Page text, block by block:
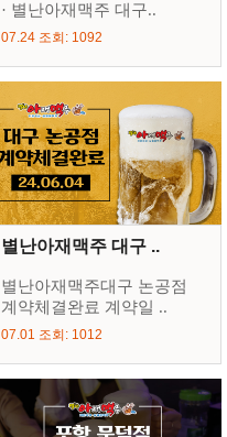
· 별난아재맥주 대구..
07.24 조회: 1092
별난아재맥주 대구 ..
별난아재맥주대구 논공점
계약체결완료 계약일 ..
07.01 조회: 1012